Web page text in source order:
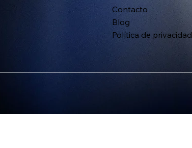
Contacto
Blog
Política de privacidad